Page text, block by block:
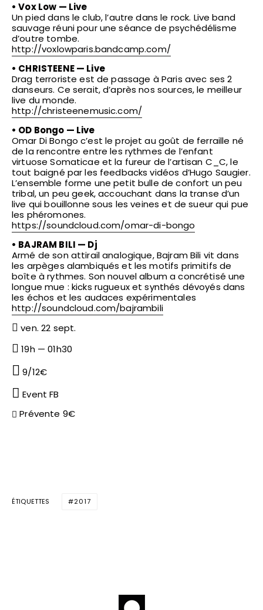
•Vox Low — Live
Un pied dans le club, l’autre dans le rock. Live band
sauvage réuni pour une séance de psychédélisme
d’outre tombe.
http://voxlowparis.bandcamp.com/
• CHRISTEENE— Live
Drag terroriste est de passage à Paris avec ses 2
danseurs. Ce serait, d’après nos sources, le meilleur
live du monde.
http://christeenemusic.com/
• OD Bongo — Live
Omar Di Bongo c’est le projet au goût de ferraille né
de la rencontre entre les rythmes de l’enfant
virtuose Somaticae et la fureur de l’artisan C_C, le
tout baigné par les feedbacks vidéos d’Hugo Saugier.
L’ensemble forme une petit bulle de confort un peu
tribal, un peu geek, accouchant dans la transe d’un
live qui bouillonne sous les veines et de sueur qui pue
les phéromones.
https://soundcloud.com/omar-di-bongo
• BAJRAM BILI — Dj
Armé de son attirail analogique, Bajram Bili vit dans
les arpèges alambiqués et les motifs primitifs de
boîte à rythmes. Son nouvel album a concrétisé une
longue mue : kicks rugueux et synthés dévoyés dans
les échos et les audaces expérimentales
http://soundcloud.com/bajrambili
ven. 22 sept.
19h — 01h30
9/12€
Event FB
Prévente 9€
ÉTIQUETTES 2017